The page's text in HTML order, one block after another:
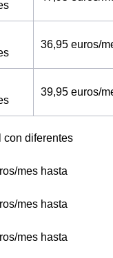
36,95 euros/
39,95 euros/
con diferentes
mes hasta
mes hasta
mes hasta